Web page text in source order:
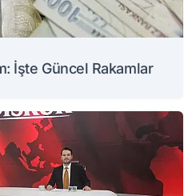
İşte Güncel Rakamlar